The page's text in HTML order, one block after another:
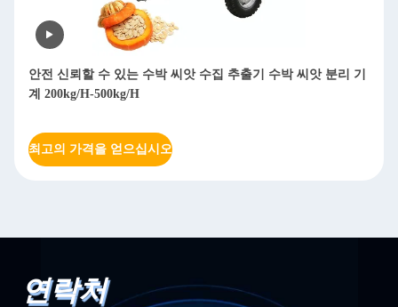
이동식 가닥 목재 쪼개기 디젤 목재 쪼개기 850kg
최고의 가격을 얻으십시오
연락처